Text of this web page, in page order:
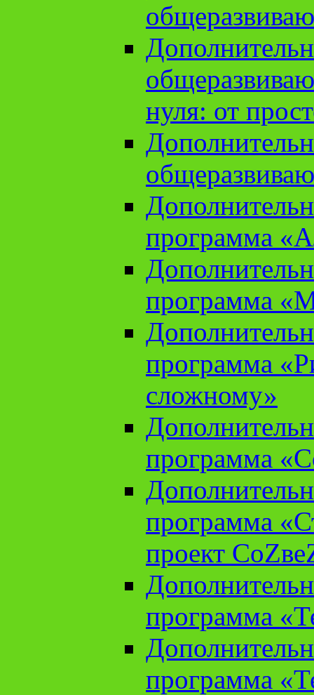
нуля: от
программа
программа
программа
сложному»
программа
программа
проект
программа
программа